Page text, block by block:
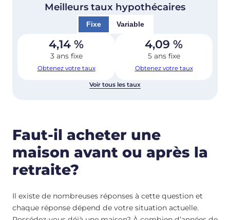
Meilleurs taux hypothécaires
Fixe Variable
4,14 %
3 ans fixe
Obtenez votre taux
4,09 %
5 ans fixe
Obtenez votre taux
Voir tous les taux
Faut-il acheter une
maison avant ou après la
retraite?
Il existe de nombreuses réponses à cette question et
chaque réponse dépend de votre situation actuelle.